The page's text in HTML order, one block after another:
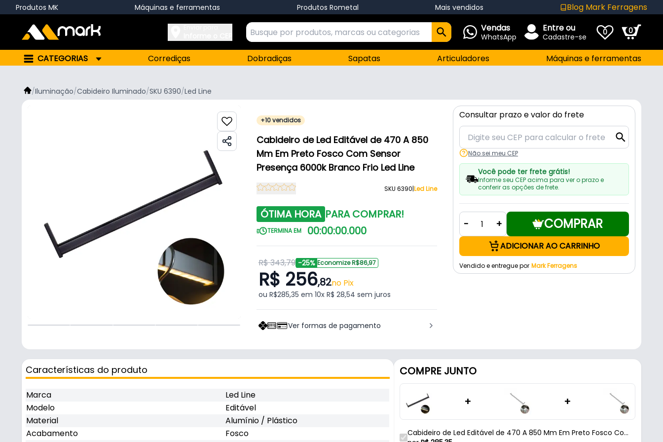
Produtos MK Máquinas e ferramentas Produtos Rometal Mais vendidos Blog Mark Ferragens
Vendas
WhatsApp
Entre ou
Cadastre-se 0 0
CATEGORIAS Corrediças Dobradiças Sapatas Articuladores Máquinas e ferramentas
/Iluminação/Cabideiro Iluminado/SKU 6390/Led Line
+10 vendidos
Cabideiro de Led Editável de 470 A 850
Mm Em Preto Fosco Com Sensor
Presença 6000k Branco Frio Led Line
SKU 6390|Led Line
ÓTIMA HORA PARA COMPRAR!
TERMINA EM 00:00:00.000
R$ 343,79 -25% Economize R$86,97
R$ 256,82no Pix
ou R$285,35 em 10x R$ 28,54 sem juros
Ver formas de pagamento
Consultar prazo e valor do frete
Não sei meu CEP
Você pode ter frete grátis!
Informe seu CEP acima para ver o prazo e
conferir as opções de frete.
- + COMPRAR
ADICIONAR AO CARRINHO
Vendido e entregue por Mark Ferragens
Características do produto
Marca
Led Line
Modelo
Editável
Material
Alumínio / Plástico
Acabamento
Fosco
COMPRE JUNTO
+ +
Cabideiro de Led Editável de 470 A 850 Mm Em Preto Fosco Com